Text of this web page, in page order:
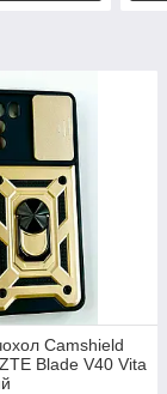
Camshield
Blade V40 Vita